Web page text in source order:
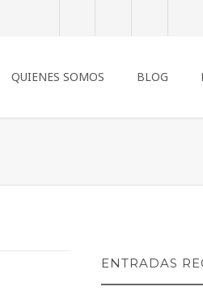
QUIENES SOMOS BLOG
ENTRADAS